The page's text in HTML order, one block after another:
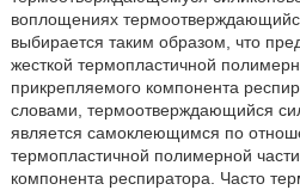
воплощениях
выбирается таким образом, что
жесткой термопластичной
прикрепляемого компонента
словами, термоотверждающийся
является самоклеющимся по
термопластичной полимерной
компонента респиратора. Часто